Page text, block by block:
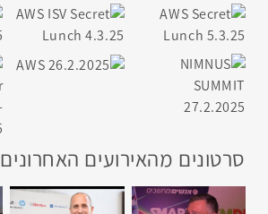
סרטונים מהאירועים האחרונים